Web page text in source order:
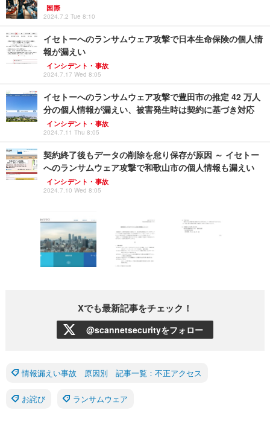
国際
2024.7.2 Tue 8:10
イセトーへのランサムウェア攻撃で日本生命保険の個人情
報が漏えい
インシデント・事故
2024.7.17 Wed 8:05
イセトーへのランサムウェア攻撃で豊田市の推定 42 万人
分の個人情報が漏えい、被害発生時は契約に基づき対応
インシデント・事故
2024.7.11 Thu 8:05
契約終了後もデータの削除を怠り保存が原因 ～ イセトー
へのランサムウェア攻撃で和歌山市の個人情報も漏えい
インシデント・事故
2024.7.10 Wed 8:05
Xでも最新記事をチェック！
@scannetsecurityをフォロー
情報漏えい事故 原因別 記事一覧：不正アクセス
お詫び ランサムウェア